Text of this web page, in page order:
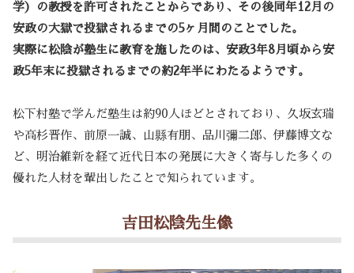
学）の教授を許可されたことからであり、その後同年12月の
安政の大獄で投獄されるまでの5ヶ月間のことでした。
実際に松陰が塾生に教育を施したのは、安政3年8月頃から安
政5年末に投獄されるまでの約2年半にわたるようです。
松下村塾で学んだ塾生は約90人ほどとされており、久坂玄瑞
や高杉晋作、前原一誠、山縣有朋、品川彌二郎、伊藤博文な
ど、明治維新を経て近代日本の発展に大きく寄与した多くの
優れた人材を輩出したことで知られています。
吉田松陰先生像